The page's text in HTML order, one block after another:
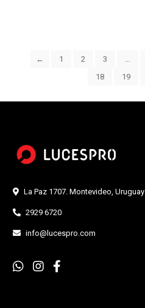
← 1 2 3
18
19
La Paz 1707. Montevideo, Uruguay
2929 6720
info@lucespro.com